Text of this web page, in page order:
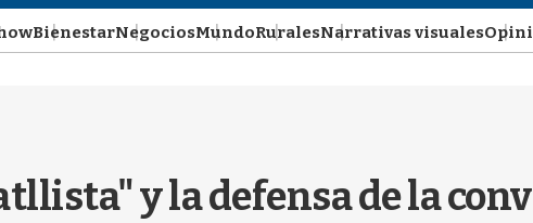
BienestarNegociosMundoRuralesNarrativas visuales
y la defensa de la